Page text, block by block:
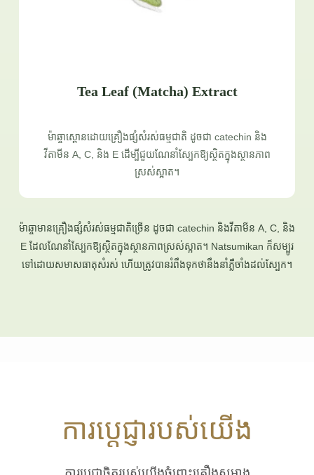
Tea Leaf (Matcha) Extract
ម៉ាឆ្ចាស្ពោនដោយគ្រឿងផ្សំសំរស់ធម្មជាតិ ដូចជា catechin និង
វីតាមីន A, C, និង E ដើម្បីជួយណែនាំស្បែកឱ្យស្ថិតក្នុងស្ថានភាព
ស្រស់ស្អាត។
ម៉ាឆ្ចាមានគ្រឿងផ្សំសំរស់ធម្មជាតិច្រើន ដូចជា catechin និងវីតាមីន A, C, និង
E ដែលណែនាំស្បែកឱ្យស្ថិតក្នុងស្ថានភាពស្រស់ស្អាត។ Natsumikan ក៏សម្បូរ
ទៅដោយសមាសធាតុសំរស់ ហើយត្រូវបានរំពឹងទុកថានឹងនាំភ្លឺចាំងដល់ស្បែក។
ការប្តេជ្ញារបស់យើង